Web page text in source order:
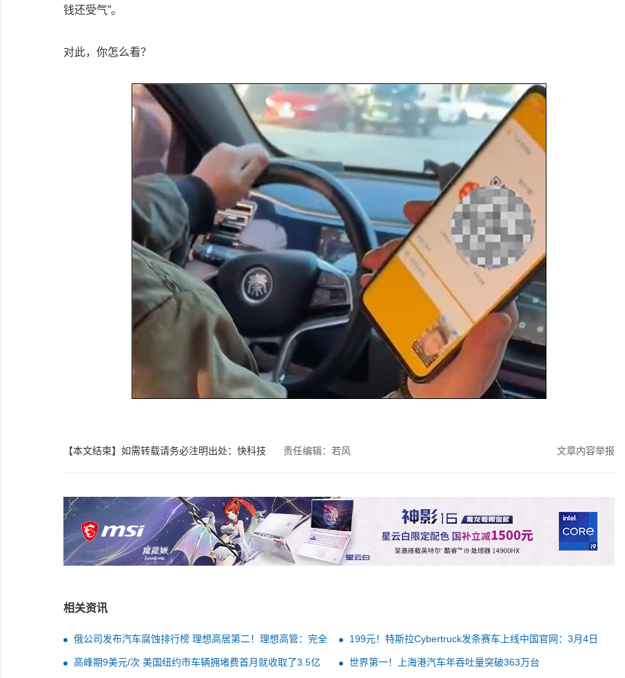
钱还受气”。
对此，你怎么看？
【本文结束】如需转载请务必注明出处：快科技 责任编辑：若风 文章内容举报
相关资讯
俄公司发布汽车腐蚀排行榜 理想高居第二！理想高管：完全
不靠谱
199元！特斯拉Cybertruck发条赛车上线中国官网：3月4日
开售
高峰期9美元/次 美国纽约市车辆拥堵费首月就收取了3.5亿
世界第一！上海港汽车年吞吐量突破363万台